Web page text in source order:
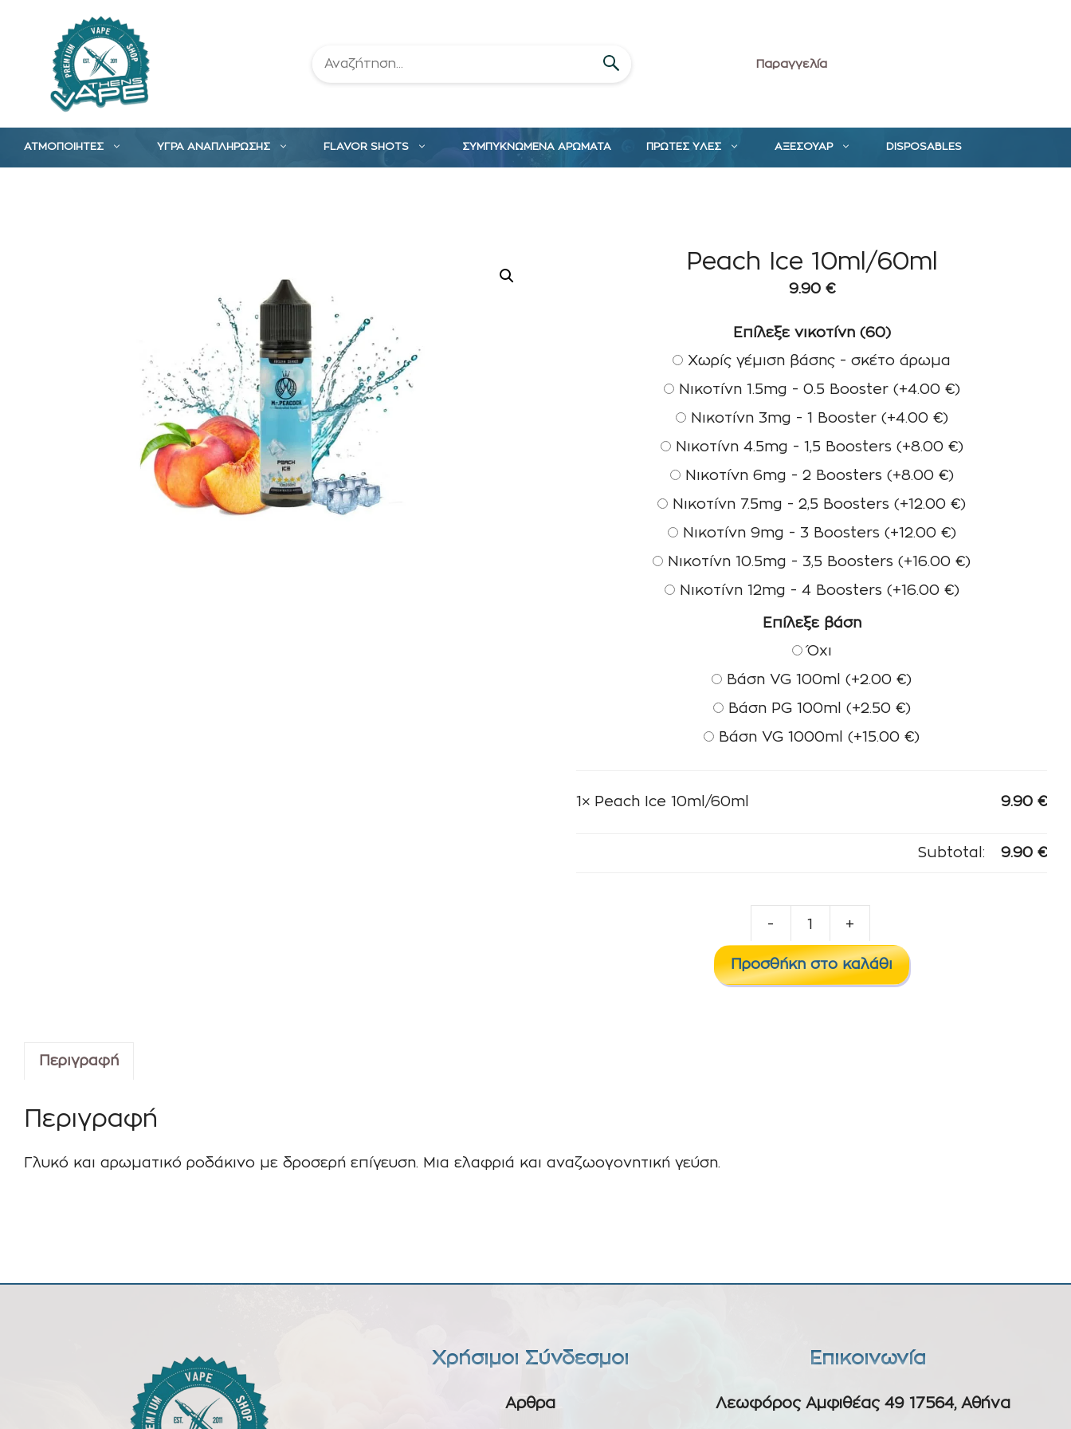
περιεχόμενο
Παραγγελία
ΑΤΜΟΠΟΙΗΤΕΣ ΥΓΡΑ ΑΝΑΠΛΗΡΩΣΗΣ FLAVOR SHOTS ΣΥΜΠΥΚΝΩΜΕΝΑ ΑΡΩΜΑΤΑ ΠΡΩΤΕΣ ΥΛΕΣ ΑΞΕΣΟΥΑΡ DISPOSABLES
Peach Ice 10ml/60ml
9.90 €
Επίλεξε νικοτίνη (60)
Χωρίς γέμιση βάσης - σκέτο άρωμα
Νικοτίνη 1.5mg - 0.5 Booster (+4.00 €)
Νικοτίνη 3mg - 1 Booster (+4.00 €)
Νικοτίνη 4.5mg - 1,5 Boosters (+8.00 €)
Νικοτίνη 6mg - 2 Boosters (+8.00 €)
Νικοτίνη 7.5mg - 2,5 Boosters(+12.00€)
Νικοτίνη 9mg - 3 Boosters (+12.00 €)
Νικοτίνη 10.5mg - 3,5 Boosters(+16.00€)
Νικοτίνη 12mg - 4 Boosters (+16.00 €)
Επίλεξε βάση
Όχι
Βάση VG 100ml(+2.00€)
Βάση PG 100ml (+2.50 €)
Βάση VG 1000ml(+15.00€)
1× Peach Ice 10ml/60ml 9.90 €
Subtotal: 9.90 €
-
Ice
10ml/60ml
+
Προσθήκη στο καλάθι
Περιγραφή
Περιγραφή
Γλυκό και αρωματικό ροδάκινο με δροσερή επίγευση. Μια ελαφριά και αναζωογονητική γεύση.
Χρήσιμοι Σύνδεσμοι
Αρθρα
Επικοινωνία
Λεωφόρος Αμφιθέας 49 17564, Αθήνα